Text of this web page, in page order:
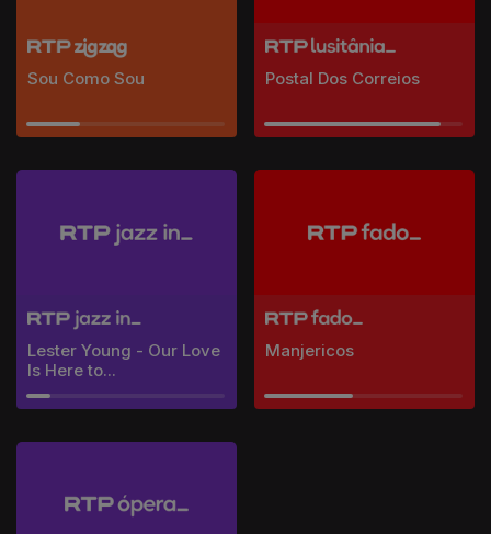
Sou Como Sou Postal Dos Correios
Lester Young - Our Love
Is Here to...
Manjericos